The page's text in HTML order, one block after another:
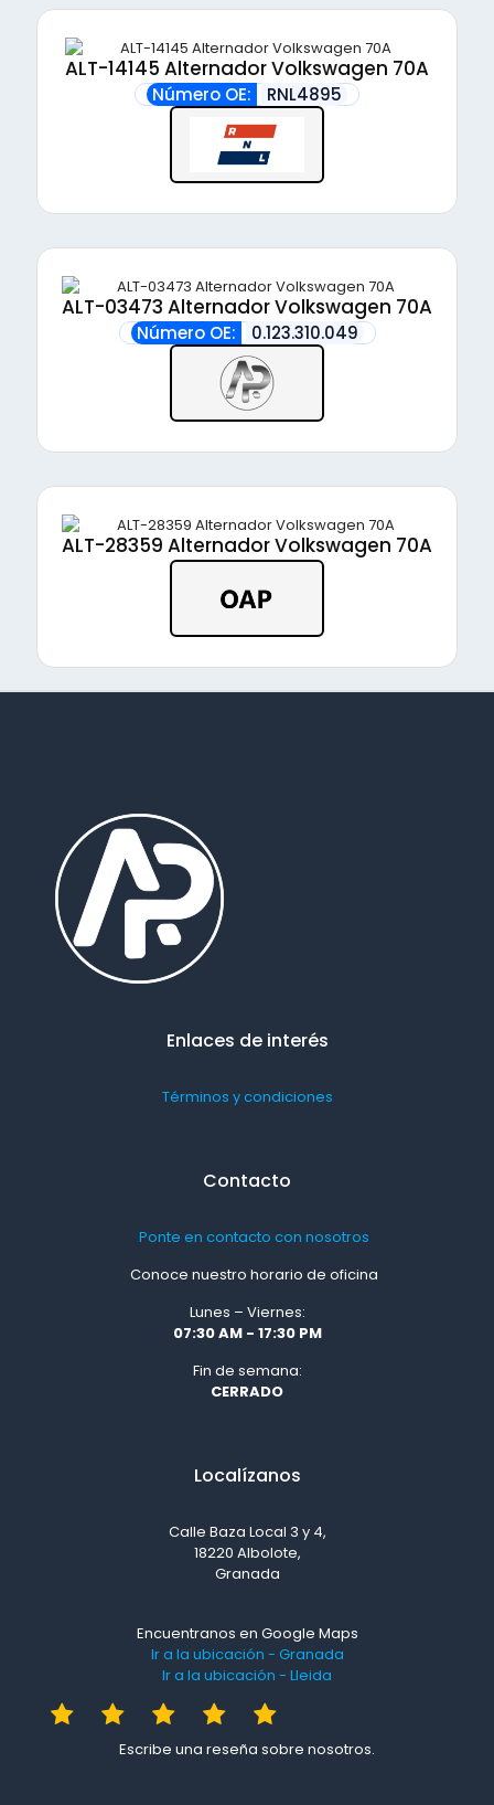
ALT-14145 Alternador Volkswagen 70A
Número OE: RNL4895
ALT-03473 Alternador Volkswagen 70A
Número OE: 0.123.310.049
ALT-28359 Alternador Volkswagen 70A
Enlaces de interés
Términos y condiciones
Contacto
Ponte en contacto con nosotros
Conoce nuestro horario de oficina
Lunes – Viernes:
07:30 AM - 17:30 PM
Fin de semana:
CERRADO
Localízanos
Calle Baza Local 3 y 4,
18220 Albolote,
Granada
Encuentranos en Google Maps
Ir a la ubicación - Granada
Ir a la ubicación - Lleida
Escribe una reseña sobre nosotros.